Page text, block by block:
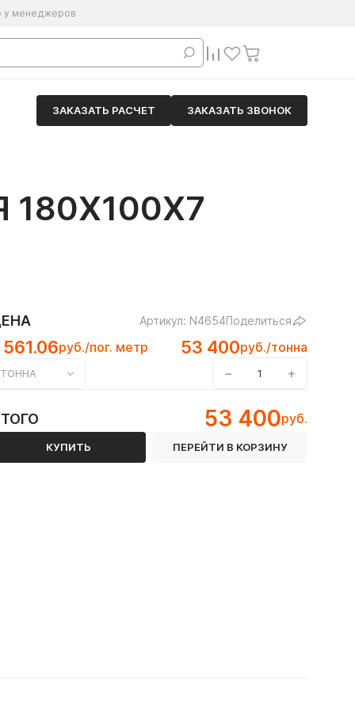
у менеджеров
ЗАКАЗАТЬ РАСЧЕТ ЗАКАЗАТЬ ЗВОНОК
Артикул: N4654Поделиться
561.06руб./пог. метр 53 400руб./тонна
ТОННА − +
53 400руб.
КУПИТЬ ПЕРЕЙТИ В КОРЗИНУ